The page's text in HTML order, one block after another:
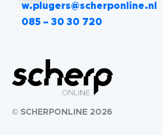
w.plugers@scherponline.nl
085 – 30 30 720
© SCHERPONLINE 2026